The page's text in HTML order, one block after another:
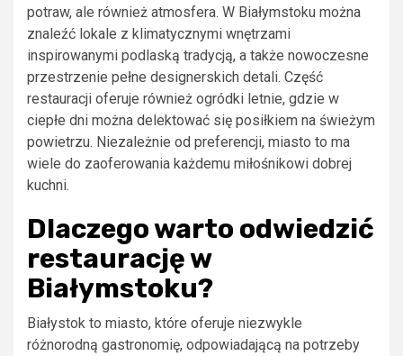
potraw, ale również atmosfera. W Białymstoku można
znaleźć lokale z klimatycznymi wnętrzami
inspirowanymi podlaską tradycją, a także nowoczesne
przestrzenie pełne designerskich detali. Część
restauracji oferuje również ogródki letnie, gdzie w
ciepłe dni można delektować się posiłkiem na świeżym
powietrzu. Niezależnie od preferencji, miasto to ma
wiele do zaoferowania każdemu miłośnikowi dobrej
kuchni.
Dlaczego warto odwiedzić
restaurację w
Białymstoku?
Białystok to miasto, które oferuje niezwykle
różnorodną gastronomię, odpowiadającą na potrzeby